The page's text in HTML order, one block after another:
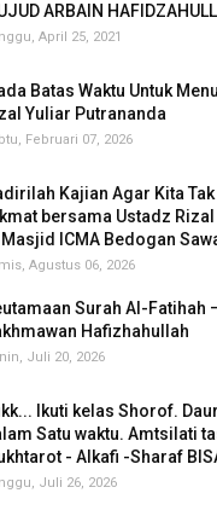
ARBAIN
April 25, 2021
Batas Waktu Untuk
Yuliar Putrananda
Februari 07, 2026
Kajian Agar Kita
bersama Ustadz
ICMA Bedogan
Agustus 06, 2026
Surah Al-Fatihah
Hafizhahullah
Juli 20, 2026
Ikuti kelas Shorof.
Satu waktu. Amtsilati
- Alkafi -Sharaf
Juli 26, 2026